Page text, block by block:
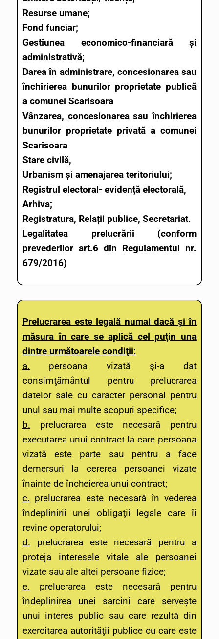
Resurse umane;
Fond funciar;
Gestiunea economico-financiară și
administrativă;
Darea în administrare, concesionarea sau
închirierea bunurilor proprietate publică
a comunei Scarisoara
Vânzarea, concesionarea sau închirierea
bunurilor proprietate privată a comunei
Scarisoara
Stare civilă,
Urbanism și amenajarea teritoriului;
Registrul electoral- evidență electorală,
Arhiva;
Registratura, Relații publice, Secretariat.
Legalitatea prelucrării (conform
prevederilor art.6 din Regulamentul nr.
679/2016)
Prelucrarea este legală numai dacă şi în
măsura în care se aplică cel puţin una
dintre următoarele condiţii:
a. persoana vizată şi-a dat
consimţământul pentru prelucrarea
datelor sale cu caracter personal pentru
unul sau mai multe scopuri specifice;
b. prelucrarea este necesară pentru
executarea unui contract la care persoana
vizată este parte sau pentru a face
demersuri la cererea persoanei vizate
înainte de încheierea unui contract;
c. prelucrarea este necesară în vederea
îndeplinirii unei obligaţii legale care îi
revine operatorului;
d. prelucrarea este necesară pentru a
proteja interesele vitale ale persoanei
vizate sau ale altei persoane fizice;
e. prelucrarea este necesară pentru
îndeplinirea unei sarcini care serveşte
unui interes public sau care rezultă din
exercitarea autorităţii publice cu care este